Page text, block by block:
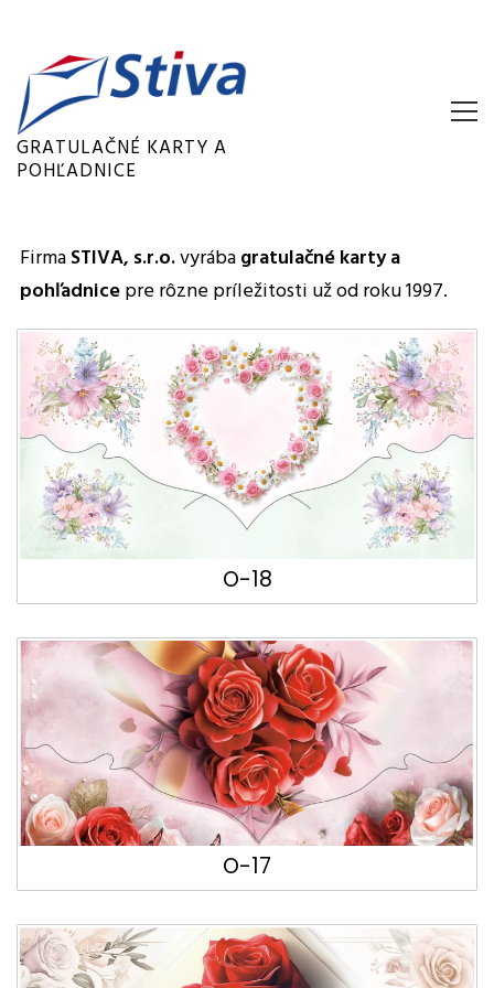
GRATULAČNÉ KARTY A
POHĽADNICE
FirmaSTIVA, s.r.o.vyrábagratulačné karty a
pohľadnicepre rôzne príležitosti už od roku 1997.
O-18
O-17